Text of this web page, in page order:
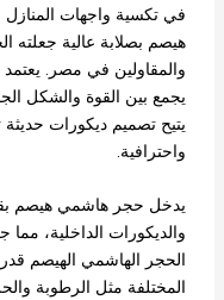
في تكسية واجهات
هيصم بصلابة عالية جعلته
والمقاولين في مصر.
يجمع بين القوة والشكل
يتيح تصميم ديكورات حديثة
واحترافية.
يدخل حجر هاشمي هيصم
والديكورات الداخلية، مما
الحجر الهاشمي الهيصم
المختلفة مثل الرطوبة